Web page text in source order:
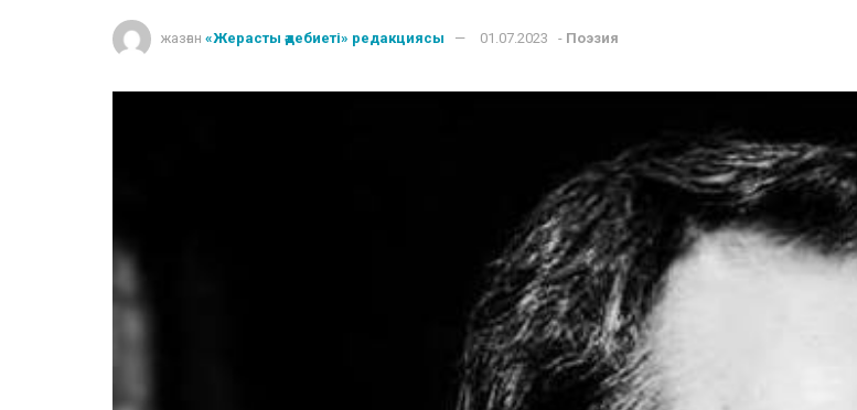
жазған «Жерасты әдебиеті» редакциясы 01.07.2023 - Поэзия